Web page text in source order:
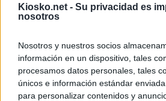
Kiosko.net - Su privacidad es
nosotros
Nosotros y nuestros socios
información en un dispositivo, tales
procesamos datos personales, tales
únicos e información estándar
para personalizar contenidos y